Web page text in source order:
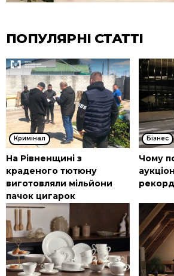
ПОПУЛЯРНІ СТАТТІ
Кримінал
На Рівненщині з
краденого тютюну
виготовляли мільйони
пачок цигарок
Бізнес
Чому